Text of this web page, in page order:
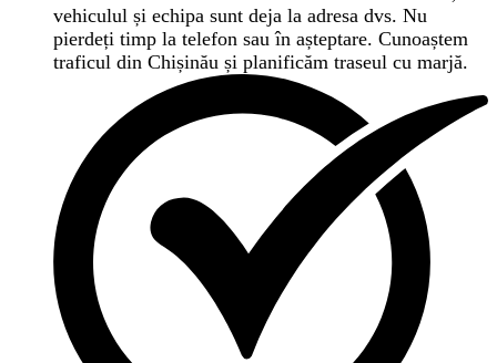
vehiculul și echipa sunt deja la adresa dvs. Nu
pierdeți timp la telefon sau în așteptare. Cunoaștem
traficul din Chișinău și planificăm traseul cu marjă.